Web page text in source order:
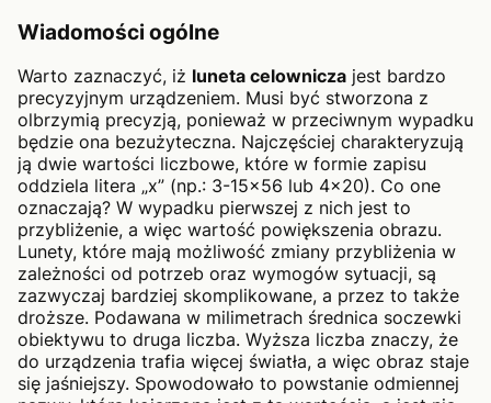
Wiadomości ogólne
Warto zaznaczyć, iż luneta celownicza jest bardzo
precyzyjnym urządzeniem. Musi być stworzona z
olbrzymią precyzją, ponieważ w przeciwnym wypadku
będzie ona bezużyteczna. Najczęściej charakteryzują
ją dwie wartości liczbowe, które w formie zapisu
oddziela litera „x” (np.: 3-15x56 lub 4x20). Co one
oznaczają? W wypadku pierwszej z nich jest to
przybliżenie, a więc wartość powiększenia obrazu.
Lunety, które mają możliwość zmiany przybliżenia w
zależności od potrzeb oraz wymogów sytuacji, są
zazwyczaj bardziej skomplikowane, a przez to także
droższe. Podawana w milimetrach średnica soczewki
obiektywu to druga liczba. Wyższa liczba znaczy, że
do urządzenia trafia więcej światła, a więc obraz staje
się jaśniejszy. Spowodowało to powstanie odmiennej